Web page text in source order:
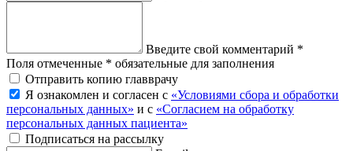
Введите свой комментарий *
Поля отмеченные * обязательные для заполнения
Отправить копию главврачу
Я ознакомлен и согласен с «Условиями сбора и обработки
персональных данных» и с «Согласием на обработку
персональных данных пациента»
Подписаться на рассылку